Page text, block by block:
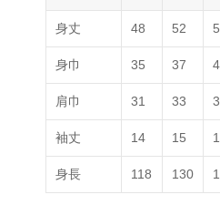
身丈 48 52
身巾 35 37
肩巾 31 33
袖丈 14 15
身長 118 130